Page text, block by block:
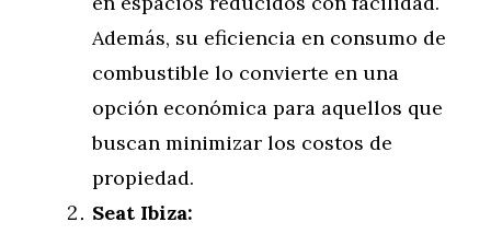
Además, su eficiencia en consumo de
combustible lo convierte en una
opción económica para aquellos que
buscan minimizar los costos de
propiedad.
Seat Ibiza: